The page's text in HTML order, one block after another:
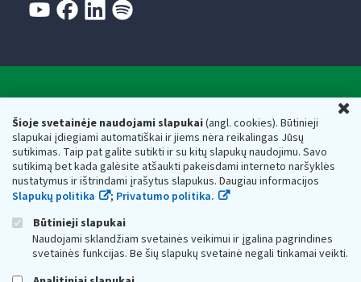
Šioje svetainėje naudojami slapukai(angl. cookies). Būtinieji
slapukai įdiegiami automatiškai ir jiems nėra reikalingas Jūsų
sutikimas. Taip pat galite sutikti ir su kitų slapukų naudojimu. Savo
sutikimą bet kada galėsite atšaukti pakeisdami interneto naršyklės
nustatymus ir ištrindami įrašytus slapukus. Daugiau informacijos
Slapukų politika
; Privatumo politika.
Būtinieji slapukai
Naudojami sklandžiam svetainės veikimui ir įgalina pagrindines
svetainės funkcijas. Be šių slapukų svetainė negali tinkamai veikti.
Respublikos finansų ministerijos
Biudžetinė įstaiga. Juridinio asmens kodas — 188659752,
adresas: Vasario 16-osios g. 14, 01107 Vilnius, Lietuva, el.paštas:
vmi@vmi.lt, E. pristatymo dėžutės adresas 188659752
Duomenys apie Valstybinę mokesčių inspekciją prie Lietuvos
Respublikos finansų ministerijos kaupiami ir saugomi Juridinių